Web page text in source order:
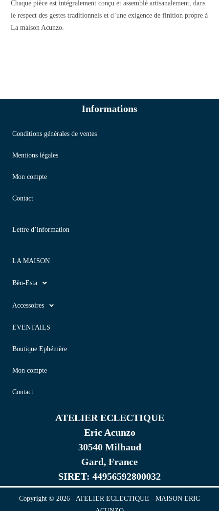
Chaque pièce est intégralement conçu et assemblé artisanalement, dans
le respect des gestes traditionnels et d’une exigence de finition propre à
La maison Acunzo.
Informations
Conditions générales de ventes
Mentions légales
Mon compte
Contact
Lettre d’information
LA MAISON
Bèn-Esta
Accessoires
EVENTAILS
Boutique Ephémère
Mon compte
Contact
ATELIER ECLECTIQUE
Eric Acunzo
30540 Milhaud
Gard, France
SIRET: 44956592800032
Copyright © 2026 - ATELIER ECLECTIQUE - MAISON ERIC